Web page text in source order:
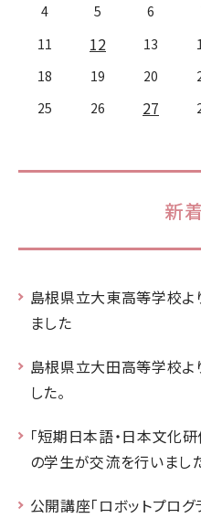
4
5 6
11
12 13
18
19 20
25
26 27
新
島根県立大東高等学校
ました
島根県立大田高等学校
した。
「短期日本語・日本文化
の学生が交流を行いまし
公開講座「ロボットプロ